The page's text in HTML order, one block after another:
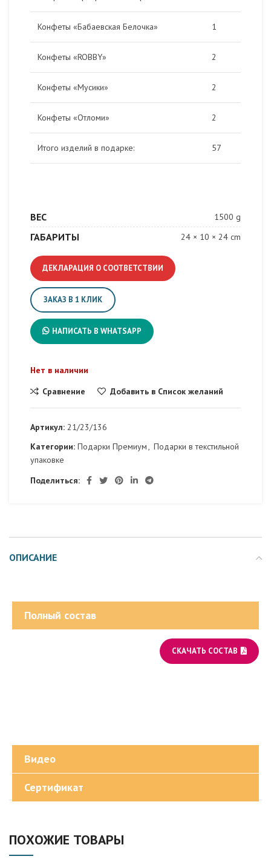
Конфеты «Бабаевская Белочка» 1
Конфеты «ROBBY» 2
Конфеты «Мусики» 2
Конфеты «Отломи» 2
Итого изделий в подарке: 57
ВЕС 1500 g
ГАБАРИТЫ 24 × 10 × 24 cm
ДЕКЛАРАЦИЯ О СООТВЕТСТВИИ
ЗАКАЗ В 1 КЛИК
НАПИСАТЬ В WHATSAPP
Нет в наличии
Сравнение
Добавить в Список желаний
Артикул: 21/23/136
Категории: Подарки Премиум, Подарки в текстильной
упаковке
Поделиться:
ОПИСАНИЕ
Полный состав
СКАЧАТЬ СОСТАВ
Видео
Сертификат
ПОХОЖИЕ ТОВАРЫ